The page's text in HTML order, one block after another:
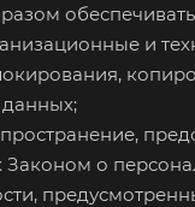
и
Законом о